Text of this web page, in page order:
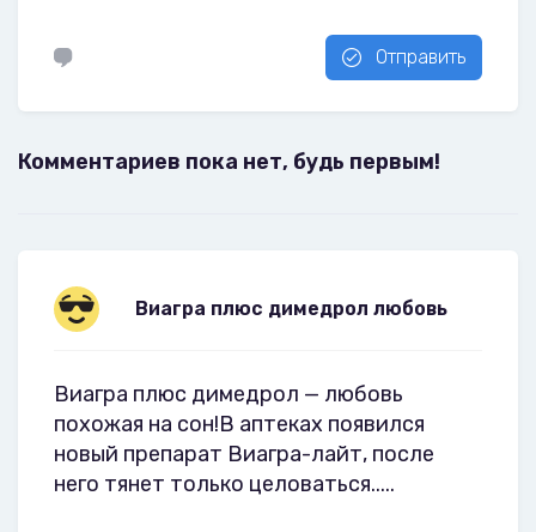
Отправить
Комментариев пока нет, будь первым!
Виагра плюс димедрол любовь
Виагра плюс димедрол — любовь
похожая на сон!В аптеках появился
новый препарат Виагра-лайт, после
него тянет только целоваться.....